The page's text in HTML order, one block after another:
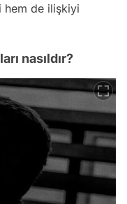
hem de ilişkiyi
nasıldır?